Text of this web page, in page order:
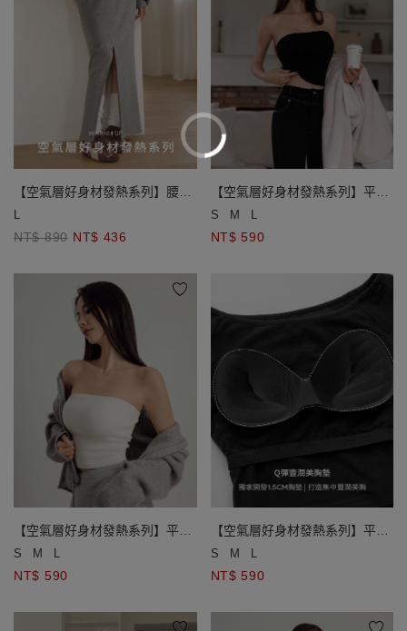
【空氣層好身材發熱系列】腰抽
繩前開衩直筒長裙
L
NT$ 890 NT$ 436
【空氣層好身材發熱系列】平口
BRA背心
S M L
NT$ 590
【空氣層好身材發熱系列】平口
BRA背心
S M L
NT$ 590
【空氣層好身材發熱系列】平口
BRA背心
S M L
NT$ 590